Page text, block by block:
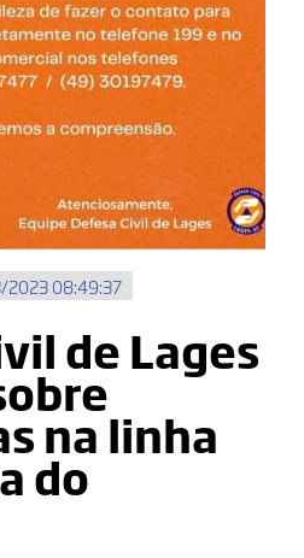
08:49:37
de Lages
na linha
do